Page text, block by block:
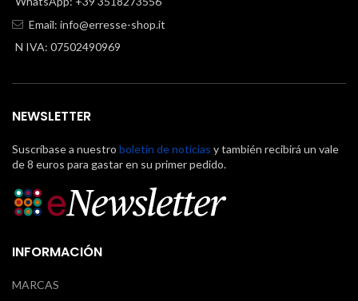
Email: info@erresse-shop.it
N IVA: 07502490969
NEWSLETTER
Suscríbase a nuestro boletín de noticias y también recibirá un vale
de 8 euros para gastar en su primer pedido.
INFORMACIÓN
MARCAS